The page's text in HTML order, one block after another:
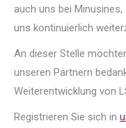
auch uns bei
uns kontinuierlich
An dieser Stelle
unseren Partnern
Weiterentwicklung von
Registrieren Sie sich in